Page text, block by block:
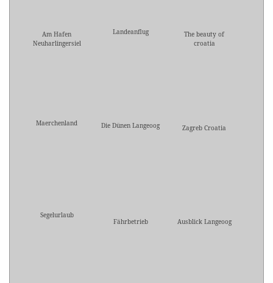
Am Hafen
Neuharlingersiel
Landeanflug
The beauty of
croatia
Maerchenland Die Dünen Langeoog Zagreb Croatia
Segelurlaub
Fährbetrieb Ausblick Langeoog